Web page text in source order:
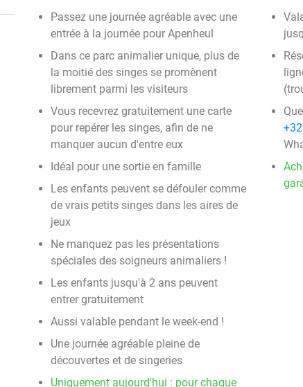
Passez une journée agréable avec une
entrée à la journée pour Apenheul
Dans ce parc animalier unique, plus de
la moitié des singes se promènent
librement parmi les visiteurs
Vous recevrez gratuitement une carte
pour repérer les singes, afin de ne
manquer aucun d'entre eux
Idéal pour une sortie en famille
Les enfants peuvent se défouler comme
de vrais petits singes dans les aires de
jeux
Ne manquez pas les présentations
spéciales des soigneurs animaliers !
Les enfants jusqu'à 2 ans peuvent
entrer gratuitement
Aussi valable pendant le week-end !
Une journée agréable pleine de
découvertes et de singeries
Uniquement aujourd'hui : pour chaque